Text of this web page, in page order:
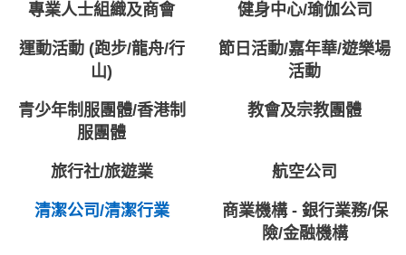
專業人士組織及商會 健身中心/瑜伽公司
運動活動 (跑步/龍舟/行
山)
節日活動/嘉年華/遊樂場
活動
青少年制服團體/香港制
服團體
教會及宗教團體
旅行社/旅遊業 航空公司
清潔公司/清潔行業
商業機構 - 銀行業務/保
險/金融機構